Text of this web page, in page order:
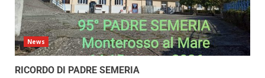
News
RICORDO DI PADRE SEMERIA